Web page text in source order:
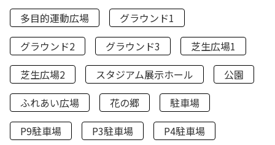
多目的運動広場
グラウンド1
グラウンド2
グラウンド3
芝生広場1
芝生広場2
スタジアム展示ホール
公園
ふれあい広場
花の郷
駐車場
P9駐車場
P3駐車場
P4駐車場